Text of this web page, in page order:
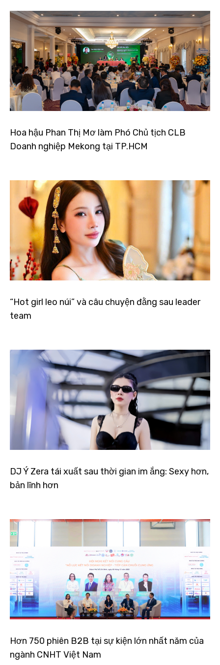
Hoa hậu Phan Thị Mơ làm Phó Chủ tịch CLB
Doanh nghiệp Mekong tại TP.HCM
“Hot girl leo núi” và câu chuyện đằng sau leader
team
DJ Ý Zera tái xuất sau thời gian im ắng: Sexy hơn,
bản lĩnh hơn
Hơn 750 phiên B2B tại sự kiện lớn nhất năm của
ngành CNHT Việt Nam